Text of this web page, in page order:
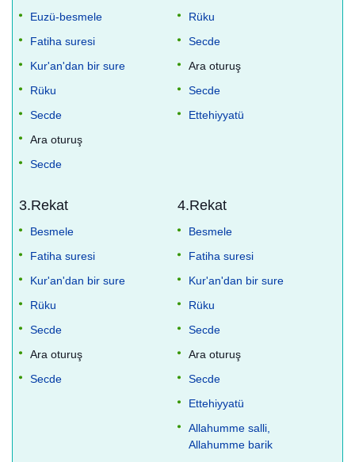
Euzü-besmele
Fatiha suresi
Kur'an'dan bir sure
Rüku
Secde
Ara oturuş
Secde
Rüku
Secde
Ara oturuş
Secde
Ettehiyyatü
3.Rekat
Besmele
Fatiha suresi
Kur'an'dan bir sure
Rüku
Secde
Ara oturuş
Secde
4.Rekat
Besmele
Fatiha suresi
Kur'an'dan bir sure
Rüku
Secde
Ara oturuş
Secde
Ettehiyyatü
Allahumme salli,
Allahumme barik